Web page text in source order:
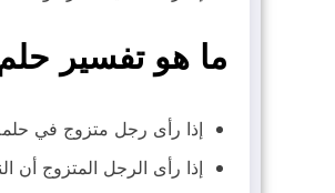
ما هو تفسير
إذا رأى رجل متزوج في
إذا رأى الرجل المتزوج أن